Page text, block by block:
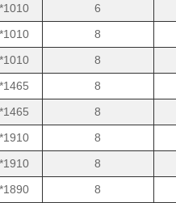
6
8
8
8
8
8
8
8